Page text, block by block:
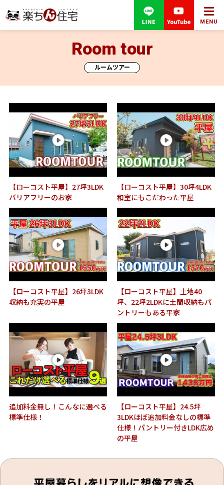
MENU
ルームツアー
Room tour
【ローコスト平屋】27坪3LDK
バリアフリーのお家
【ローコスト平屋】30坪4LDK
和室にもこだわった平屋
【ローコスト平屋】26坪3LDK
収納も充実の平屋
【ローコスト平屋】土地40
坪、22坪2LDKに土間収納もパ
ントリーもある平家
追加料金無し！こんなに選べる
標準仕様！
【ローコスト平屋】24.5坪
3LDKほぼ追加料金なしの標準
仕様！パントリー付きLDK広め
の平屋